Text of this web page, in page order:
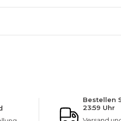
Bestellen
23:59 Uhr